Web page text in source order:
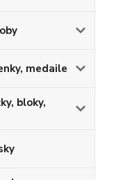
medaile
bloky,